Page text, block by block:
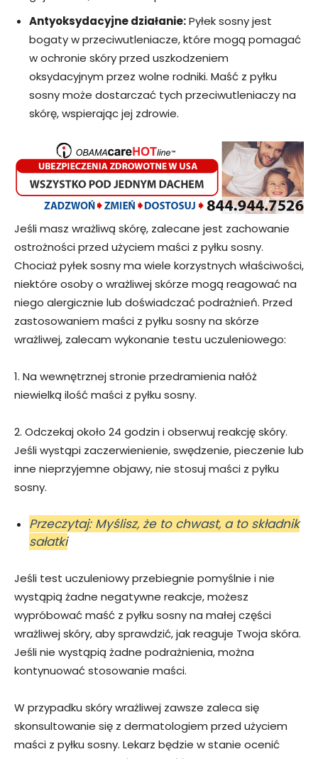
Antyoksydacyjne działanie:Pyłek sosny jest
bogaty w przeciwutleniacze, które mogą pomagać
w ochronie skóry przed uszkodzeniem
oksydacyjnym przez wolne rodniki. Maść z pyłku
sosny może dostarczać tych przeciwutleniaczy na
skórę, wspierając jej zdrowie.
Jeśli masz wrażliwą skórę, zalecane jest zachowanie
ostrożności przed użyciem maści z pyłku sosny.
Chociaż pyłek sosny ma wiele korzystnych właściwości,
niektóre osoby o wrażliwej skórze mogą reagować na
niego alergicznie lub doświadczać podrażnień. Przed
zastosowaniem maści z pyłku sosny na skórze
wrażliwej, zalecam wykonanie testu uczuleniowego:
1. Na wewnętrznej stronie przedramienia nałóż
niewielką ilość maści z pyłku sosny.
2. Odczekaj około 24 godzin i obserwuj reakcję skóry.
Jeśli wystąpi zaczerwienienie, swędzenie, pieczenie lub
inne nieprzyjemne objawy, nie stosuj maści z pyłku
sosny.
Przeczytaj: Myślisz, że to chwast, a to składnik
sałatki
Jeśli test uczuleniowy przebiegnie pomyślnie i nie
wystąpią żadne negatywne reakcje, możesz
wypróbować maść z pyłku sosny na małej części
wrażliwej skóry, aby sprawdzić, jak reaguje Twoja skóra.
Jeśli nie wystąpią żadne podrażnienia, można
kontynuować stosowanie maści.
W przypadku skóry wrażliwej zawsze zaleca się
skonsultowanie się z dermatologiem przed użyciem
maści z pyłku sosny. Lekarz będzie w stanie ocenić